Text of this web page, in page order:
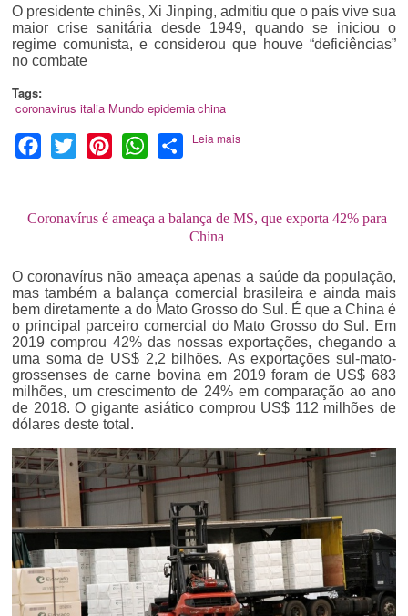
O presidente chinês, Xi Jinping, admitiu que o país vive sua
maior crise sanitária desde 1949, quando se iniciou o
regime comunista, e considerou que houve “deficiências”
no combate
Tags:
coronavirus italia Mundo epidemia china
Facebook
Twitter PinterestWhatsApp
Share
Leia mais
Coronavírus é ameaça a balança de MS, que exporta 42% para
China
O coronavírus não ameaça apenas a saúde da população,
mas também a balança comercial brasileira e ainda mais
bem diretamente a do Mato Grosso do Sul. É que a China é
o principal parceiro comercial do Mato Grosso do Sul. Em
2019 comprou 42% das nossas exportações, chegando a
uma soma de US$ 2,2 bilhões. As exportações sul-mato-
grossenses de carne bovina em 2019 foram de US$ 683
milhões, um crescimento de 24% em comparação ao ano
de 2018. O gigante asiático comprou US$ 112 milhões de
dólares deste total.